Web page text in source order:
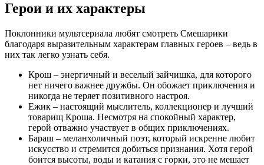
Герои и их характеры
Поклонники мультсериала любят смотреть Смешарики
благодаря выразительным характерам главных героев – ведь в
них так легко узнать себя.
Крош – энергичный и веселый зайчишка, для которого
нет ничего важнее дружбы. Он обожает приключения и
никогда не теряет позитивного настроя.
Ежик – настоящий мыслитель, коллекционер и лучший
товарищ Кроша. Несмотря на спокойный характер,
герой отважно участвует в общих приключениях.
Бараш – меланхоличный поэт, который искренне любит
искусство и стремится добиться признания. Хотя герой
боится высоты, воды и катания с горки, это не мешает